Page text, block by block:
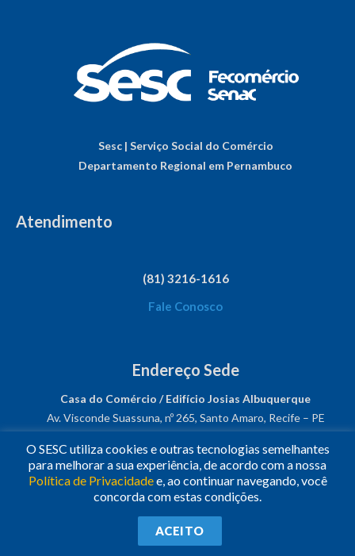
Sesc | Serviço Social do Comércio
Departamento Regional em Pernambuco
Atendimento
(81) 3216-1616
Fale Conosco
Endereço Sede
Casa do Comércio / Edifício Josias Albuquerque
Av. Visconde Suassuna, nº 265, Santo Amaro, Recife – PE
CNPJ: 03.482.931/0001-61
Siga-nos!
Todos os Direitos Reservados.
Nacional
O SESC utiliza cookies e outras tecnologias semelhantes
para melhorar a sua experiência, de acordo com a nossa
Política de Privacidadee, ao continuar navegando, você
concorda com estas condições.
ACEITO